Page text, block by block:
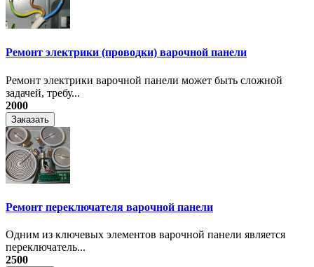
Ремонт электрики (проводки) варочной панели
Ремонт электрики варочной панели может быть сложной
задачей, требу...
2000
Заказать
Ремонт переключателя варочной панели
Одним из ключевых элементов варочной панели является
переключатель...
2500